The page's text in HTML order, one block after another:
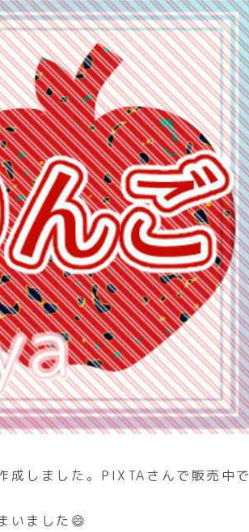
成しました。PIXTAさんで販売中で
いました😄